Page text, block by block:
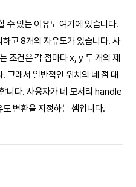
있는 이유도 여기에 있습니다.
고 8개의 자유도가 있습니다. 사
조건은 각 점마다 x, y 두 개의 제
그래서 일반적인 위치의 네 점 대
다. 사용자가 네 모서리 handle
변환을 지정하는 셈입니다.